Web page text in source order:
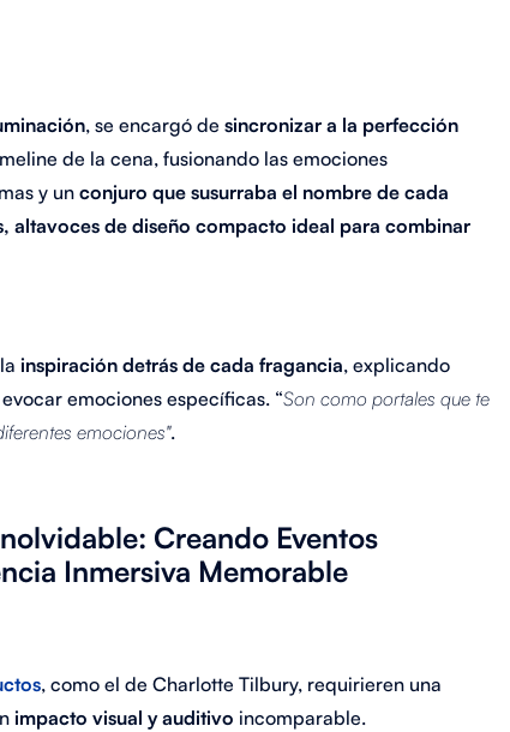
, se encargó de sincronizar a la perfección
de la cena, fusionando las emociones
y un conjuro que susurraba el nombre de cada
altavoces de diseño compacto ideal para combinar
inspiración detrás de cada fragancia, explicando
emociones específicas. “Son como portales que te
emociones".
Creando Eventos
Inmersiva Memorable
, como el de Charlotte Tilbury, requirieren una
impacto visual y auditivo incomparable.